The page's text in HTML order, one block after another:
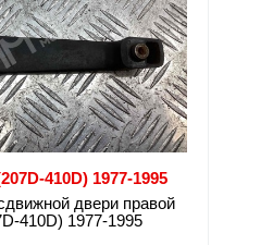
410D) 1977-1995
двери правой
410D) 1977-1995